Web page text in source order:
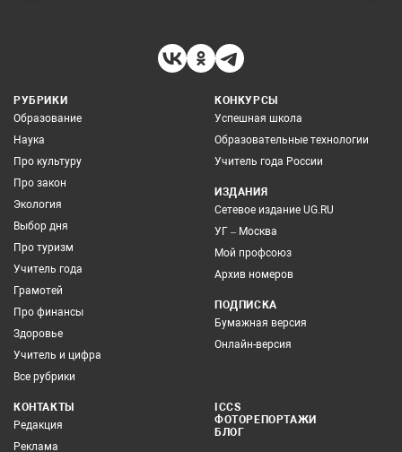
РУБРИКИ
Образование
Наука
Про культуру
Про закон
Экология
Выбор дня
Про туризм
Учитель года
Грамотей
Про финансы
Здоровье
Учитель и цифра
Все рубрики
КОНКУРСЫ
Успешная школа
Образовательные технологии
Учитель года России
ИЗДАНИЯ
Сетевое издание UG.RU
УГ – Москва
Мой профсоюз
Архив номеров
ПОДПИСКА
Бумажная версия
Онлайн-версия
КОНТАКТЫ
Редакция
Реклама
ICCS
ФОТОРЕПОРТАЖИ
БЛОГ